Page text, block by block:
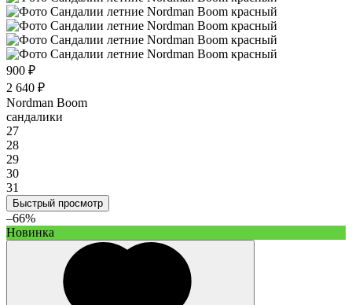
900 ₽
2 640 ₽
Nordman Boom
сандалики
27
28
29
30
31
Быстрый просмотр
–66%
Новинка